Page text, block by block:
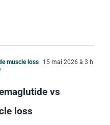
muscle loss
15 mai 2026 à 3 h
vs
loss